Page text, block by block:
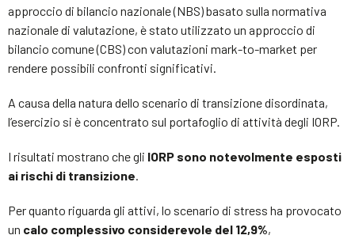
approccio di bilancio nazionale (NBS) basato sulla normativa
nazionale di valutazione, è stato utilizzato un approccio di
bilancio comune (CBS) con valutazioni mark-to-market per
rendere possibili confronti significativi.
A causa della natura dello scenario di transizione disordinata,
l’esercizio si è concentrato sul portafoglio di attività degli IORP.
I risultati mostrano che gli IORP sono notevolmente esposti
ai rischi di transizione.
Per quanto riguarda gli attivi, lo scenario di stress ha provocato
un calo complessivo considerevole del 12,9%,